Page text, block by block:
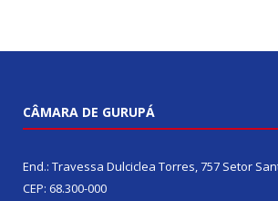
CÂMARA DE GURUPÁ
End.: Travessa Dulciclea Torres, 757 Setor
CEP: 68.300-000